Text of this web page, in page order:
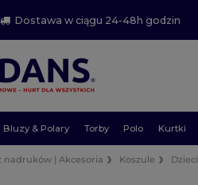
Dostawa w ciągu 24-48h godzin
Bluzy & Polary Torby Polo Kurtki
nadruków | Akcesoria Koszule Dzieci